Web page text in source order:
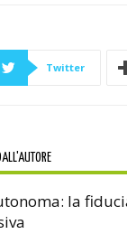
Twitter
la